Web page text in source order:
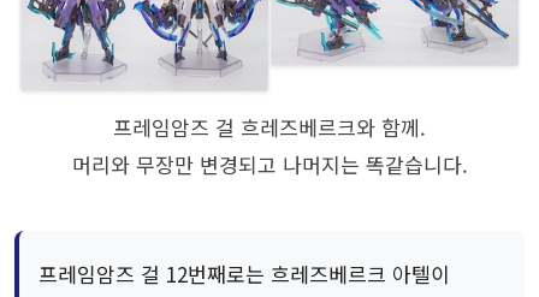
프레임암즈 걸 흐레즈베르크와 함께.
머리와 무장만 변경되고 나머지는 똑같습니다.
프레임암즈 걸 12번째로는 흐레즈베르크 아텔이